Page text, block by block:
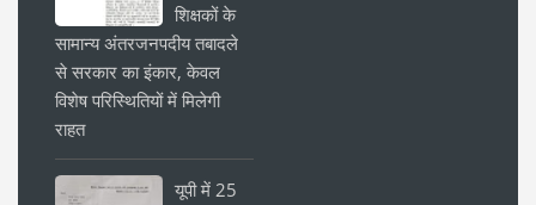
शिक्षकों के
सामान्य अंतरजनपदीय तबादले
से सरकार का इंकार, केवल
विशेष परिस्थितियों में मिलेगी
राहत
यूपी में 25